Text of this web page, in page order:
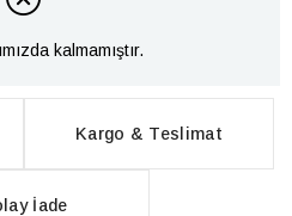
kalmamıştır.
Kargo & Teslimat
İade